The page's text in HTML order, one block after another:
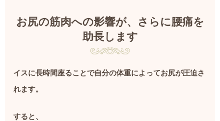
お尻の筋肉への影響が、さらに腰痛を
助長します
イスに長時間座ることで自分の体重によってお尻が圧迫さ
れます。
すると、